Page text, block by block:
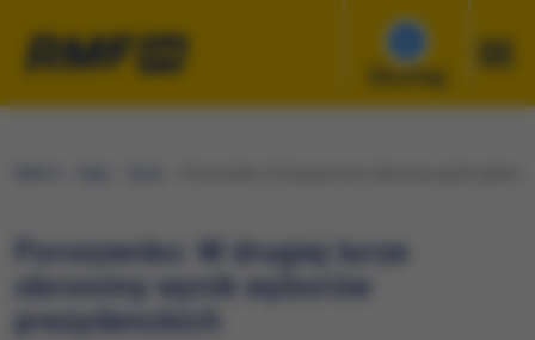
Słuchaj
Poroszenko: W drugiej turze
obronimy wynik wyborów
prezydenckich